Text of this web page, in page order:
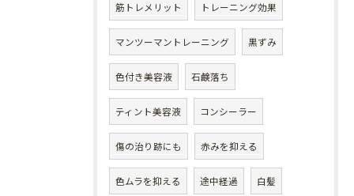
筋トレメリット トレーニング効果
マンツーマントレーニング 黒ずみ
色付き美容液 石鹸落ち
ティント美容液 コンシーラー
傷の治り跡にも 赤みを抑える
色ムラを抑える 途中経過 白髪